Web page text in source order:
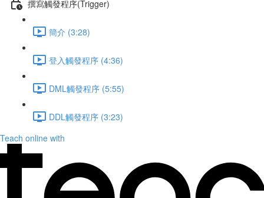
撰寫觸發程序(Trigger)
簡介 (3:28)
登入觸發程序 (4:36)
DML觸發程序 (5:55)
DDL觸發程序 (3:23)
Teach online with